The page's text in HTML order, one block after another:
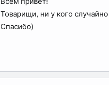
Товарищи, ни у кого
Спасибо)